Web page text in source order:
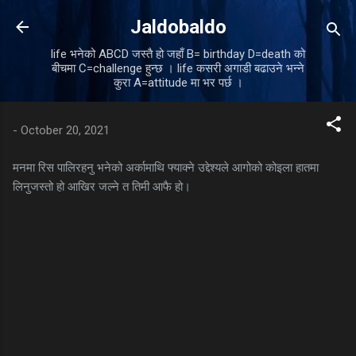
Skip to main content
Jaldobaldo
life भनेको ABCD जस्तै हो जहाँ B= birthday D=death को
बीचमा C=challenge हुन्छ । life कसरी अगाडी बढाउने भन्ने
कुरा A=attitude मा भर पर्छ ।
- October 20, 2021
मनमा रिस पालिरहनु भनेको अर्कामाथि फ्याक्ने उद्देश्यले आगोको कोइला हातमा
लिनुजस्तो हो आखिर जल्ने त तिमी आफै हो।